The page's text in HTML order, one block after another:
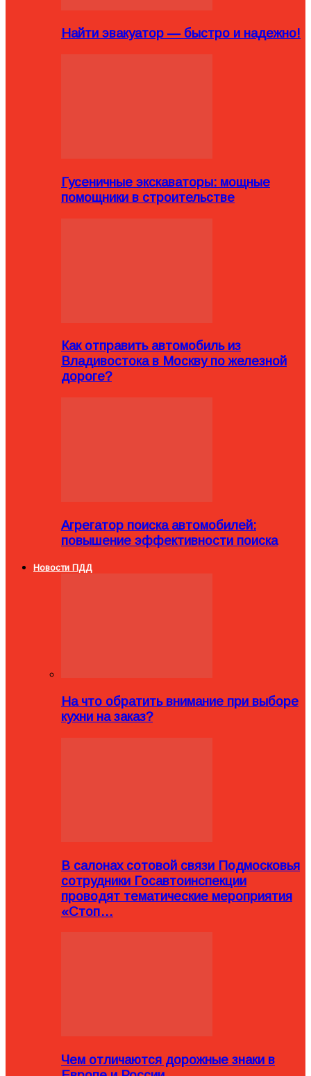
Найти эвакуатор — быстро и надежно!
Гусеничные экскаваторы: мощные
помощники в строительстве
Как отправить автомобиль из
Владивостока в Москву по железной
дороге?
Агрегатор поиска автомобилей:
повышение эффективности поиска
Новости ПДД
На что обратить внимание при выборе
кухни на заказ?
В салонах сотовой связи Подмосковья
сотрудники Госавтоинспекции
проводят тематические мероприятия
«Стоп…
Чем отличаются дорожные знаки в